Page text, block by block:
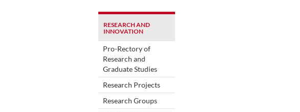
RESEARCH AND
INNOVATION
Pro-Rectory of
Research and
Graduate Studies
Research Projects
Research Groups